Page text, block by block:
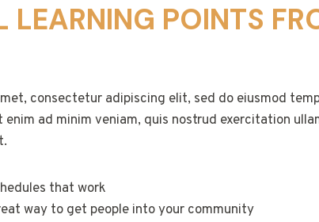
LEARNING POINTS
consectetur adipiscing elit, sed do eiusmod
enim ad minim veniam, quis nostrud exercitation
that work
way to get people into your community